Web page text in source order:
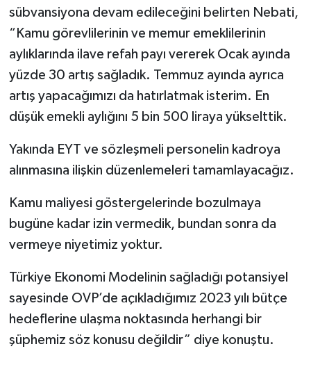
sübvansiyona devam edileceğini belirten Nebati,
“Kamu görevlilerinin ve memur emeklilerinin
aylıklarında ilave refah payı vererek Ocak ayında
yüzde 30 artış sağladık. Temmuz ayında ayrıca
artış yapacağımızı da hatırlatmak isterim. En
düşük emekli aylığını 5 bin 500 liraya yükselttik.
Yakında EYT ve sözleşmeli personelin kadroya
alınmasına ilişkin düzenlemeleri tamamlayacağız.
Kamu maliyesi göstergelerinde bozulmaya
bugüne kadar izin vermedik, bundan sonra da
vermeye niyetimiz yoktur.
Türkiye Ekonomi Modelinin sağladığı potansiyel
sayesinde OVP’de açıkladığımız 2023 yılı bütçe
hedeflerine ulaşma noktasında herhangi bir
şüphemiz söz konusu değildir” diye konuştu.